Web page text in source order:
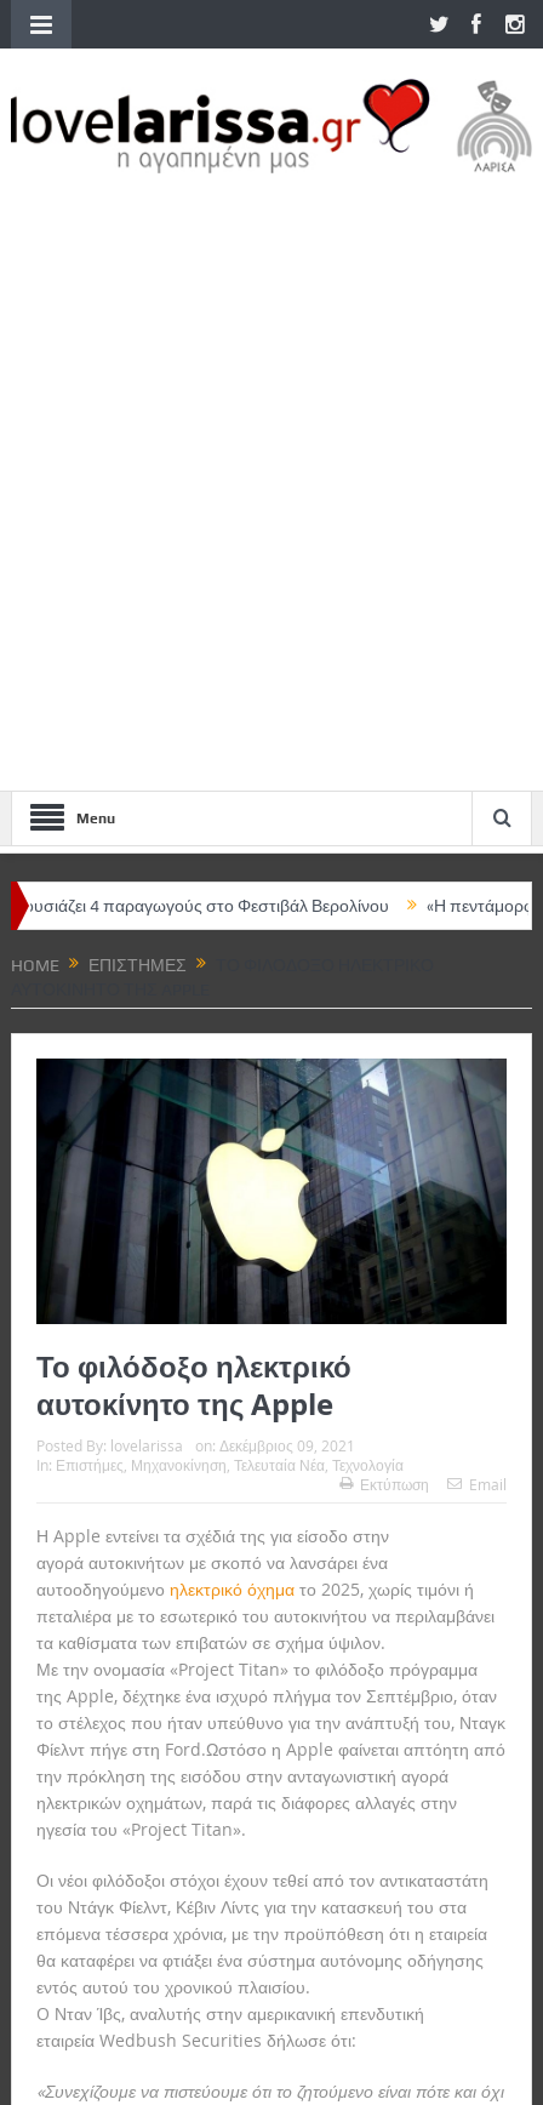
Menu
4 παραγωγούς στο Φεστιβάλ Βερολίνου «Η πεντάμορφη και το
HOME ΕΠΙΣΤΉΜΕΣ
Το φιλόδοξο ηλεκτρικό
αυτοκίνητο της Apple
Posted By: lovelarissa on: Δεκέμβριος 09, 2021
In: Επιστήμες, Μηχανοκίνηση, Τελευταία Νέα, Τεχνολογία
Εκτύπωση
Email
Η Apple εντείνει τα σχέδιά της για είσοδο στην
αγορά αυτοκινήτων με σκοπό να λανσάρει ένα
αυτοοδηγούμενο ηλεκτρικό όχημα το 2025, χωρίς τιμόνι ή
πεταλιέρα με το εσωτερικό του αυτοκινήτου να περιλαμβάνει
τα καθίσματα των επιβατών σε σχήμα ύψιλον.
Με την ονομασία «Project Titan» το φιλόδοξο πρόγραμμα
της Apple, δέχτηκε ένα ισχυρό πλήγμα τον Σεπτέμβριο, όταν
το στέλεχος που ήταν υπεύθυνο για την ανάπτυξή του, Νταγκ
Φίελντ πήγε στη Ford.Ωστόσο η Apple φαίνεται απτόητη από
την πρόκληση της εισόδου στην ανταγωνιστική αγορά
ηλεκτρικών οχημάτων, παρά τις διάφορες αλλαγές στην
ηγεσία του «Project Titan».
Οι νέοι φιλόδοξοι στόχοι έχουν τεθεί από τον αντικαταστάτη
του Ντάγκ Φίελντ, Κέβιν Λίντς για την κατασκευή του στα
επόμενα τέσσερα χρόνια, με την προϋπόθεση ότι η εταιρεία
θα καταφέρει να φτιάξει ένα σύστημα αυτόνομης οδήγησης
εντός αυτού του χρονικού πλαισίου.
O Νταν Ίβς, αναλυτής στην αμερικανική επενδυτική
εταιρεία Wedbush Securities δήλωσε ότι:
«Συνεχίζουμε να πιστεύουμε ότι το ζητούμενο είναι πότε και όχι